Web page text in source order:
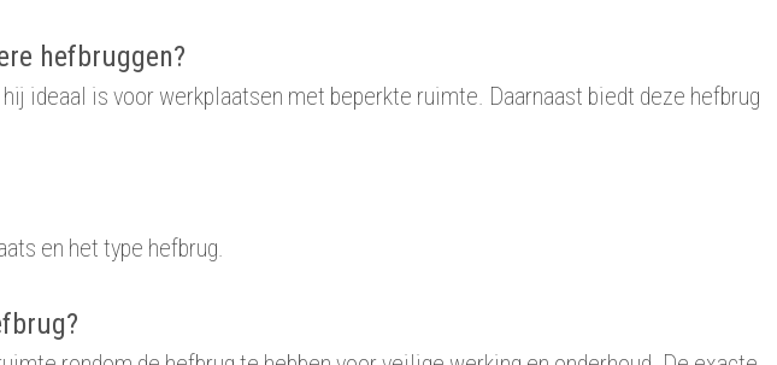
hefbruggen?
ideaal is voor werkplaatsen met beperkte ruimte. Daarnaast biedt deze hefbrug
en het type hefbrug.